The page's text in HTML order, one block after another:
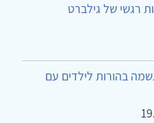
רגשי של גילברט
בהורות לילדים עם